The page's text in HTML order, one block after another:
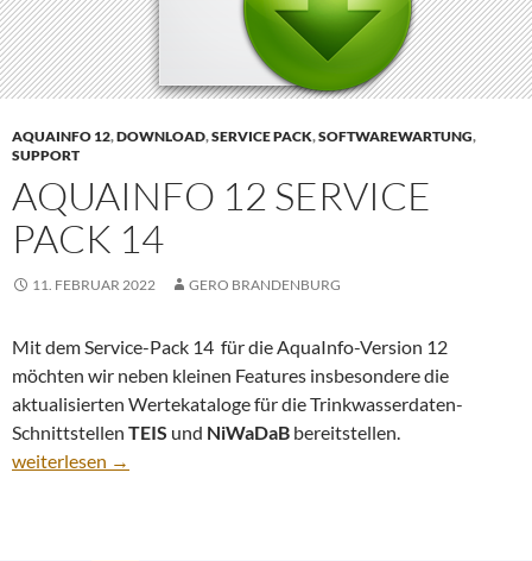
AQUAINFO 12,DOWNLOAD,SERVICE PACK,SOFTWAREWARTUNG,
SUPPORT
AQUAINFO 12 SERVICE
PACK 14
11. FEBRUAR 2022 GERO BRANDENBURG
Mit dem Service-Pack 14 für die AquaInfo-Version 12
möchten wir neben kleinen Features insbesondere die
aktualisierten Wertekataloge für die Trinkwasserdaten-
Schnittstellen TEIS und NiWaDaB bereitstellen.
AquaInfo 12 Service Pack 14
weiterlesen →